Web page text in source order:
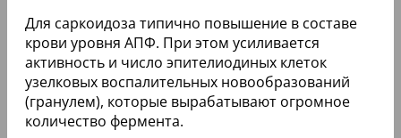
Для саркоидоза типично повышение в составе
крови уровня АПФ. При этом усиливается
активность и число эпителиодиных клеток
узелковых воспалительных новообразований
(гранулем), которые вырабатывают огромное
количество фермента.